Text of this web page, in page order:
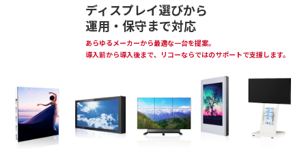
ディスプレイ選びから
運用・保守まで対応
あらゆるメーカーから最適な一台を提案。
導入前から導入後まで、リコーならではのサポートで支援します。